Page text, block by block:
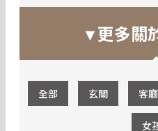
▾ 更多關
全部 玄關 客廳
女